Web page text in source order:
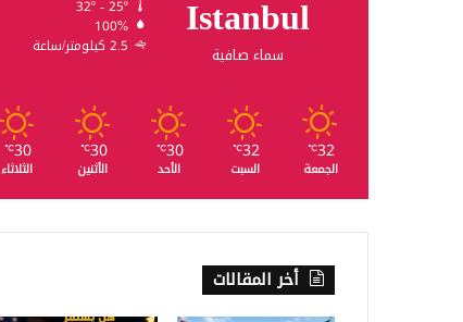
Istanbul
سماء صافية
32º - 25º
100%
2.5 كيلومتر/ساعة
32
℃
الجمعة
32
℃
السبت
30
℃
الأحد
30
℃
الأثنين
30
℃
الثلاثاء
أخر المقالات